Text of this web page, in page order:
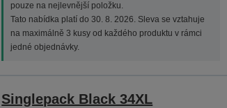
pouze na nejlevnější položku.
Tato nabídka platí do 30. 8. 2026. Sleva se vztahuje
na maximálně 3 kusy od každého produktu v rámci
jedné objednávky.
Singlepack Black 34XL